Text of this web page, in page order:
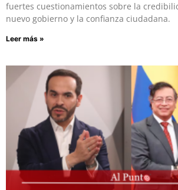
fuertes cuestionamientos sobre la
nuevo gobierno y la confianza ciudadana.
Leer más »